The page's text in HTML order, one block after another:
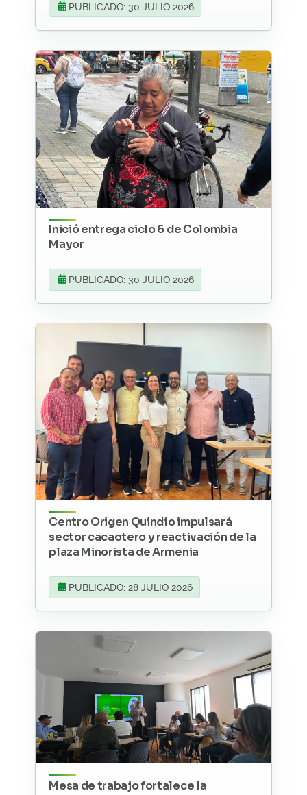
PUBLICADO: 30 JULIO 2026
Inició entrega ciclo 6 de Colombia
Mayor
PUBLICADO: 30 JULIO 2026
Centro Origen Quindío impulsará
sector cacaotero y reactivación de la
plaza Minorista de Armenia
PUBLICADO: 28 JULIO 2026
Mesa de trabajo fortalece la